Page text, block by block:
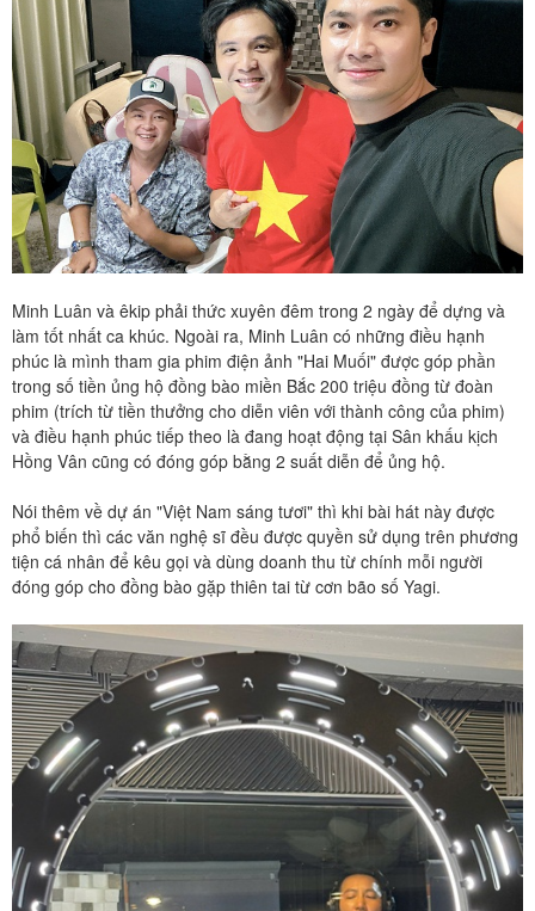
Minh Luân và êkip phải thức xuyên đêm trong 2 ngày để dựng và
làm tốt nhất ca khúc. Ngoài ra, Minh Luân có những điều hạnh
phúc là mình tham gia phim điện ảnh "Hai Muối" được góp phần
trong số tiền ủng hộ đồng bào miền Bắc 200 triệu đồng từ đoàn
phim (trích từ tiền thưởng cho diễn viên với thành công của phim)
và điều hạnh phúc tiếp theo là đang hoạt động tại Sân khấu kịch
Hồng Vân cũng có đóng góp bằng 2 suất diễn để ủng hộ.
Nói thêm về dự án "Việt Nam sáng tươi" thì khi bài hát này được
phổ biến thì các văn nghệ sĩ đều được quyền sử dụng trên phương
tiện cá nhân để kêu gọi và dùng doanh thu từ chính mỗi người
đóng góp cho đồng bào gặp thiên tai từ cơn bão số Yagi.